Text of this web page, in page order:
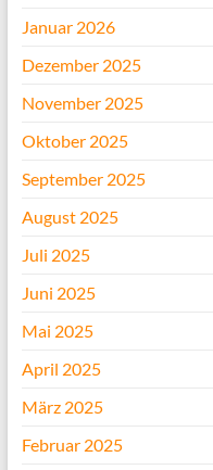
Januar 2026
Dezember 2025
November 2025
Oktober 2025
September 2025
August 2025
Juli 2025
Juni 2025
Mai 2025
April 2025
März 2025
Februar 2025